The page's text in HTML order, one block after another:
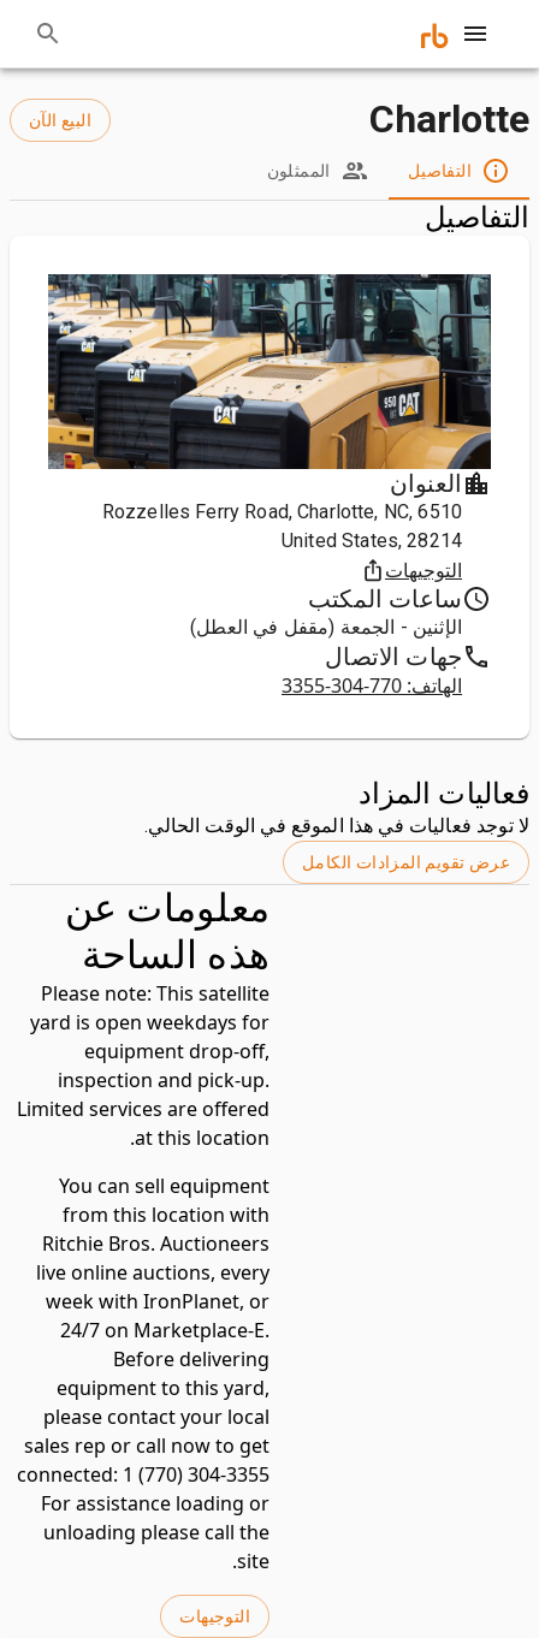
Charlotte البيع الآن
التفاصيل الممثلون
التفاصيل
العنوان
6510 Rozzelles Ferry Road, Charlotte, NC,
United States, 28214
التوجيهات
ساعات المكتب
الإثنين - الجمعة (مقفل في العطل)
جهات الاتصال
الهاتف: 770-304-3355
فعاليات المزاد
لا توجد فعاليات في هذا الموقع في الوقت الحالي.
عرض تقويم المزادات الكامل
معلومات عن
هذه الساحة
Please note: This satellite
yard is open weekdays for
equipment drop-off,
inspection and pick-up.
Limited services are offered
at this location.
You can sell equipment
from this location with
Ritchie Bros. Auctioneers
live online auctions, every
week with IronPlanet, or
24/7 on Marketplace-E.
Before delivering
equipment to this yard,
please contact your local
sales rep or call now to get
connected: 1 (770) 304-3355
For assistance loading or
unloading please call the
site.
التوجيهات